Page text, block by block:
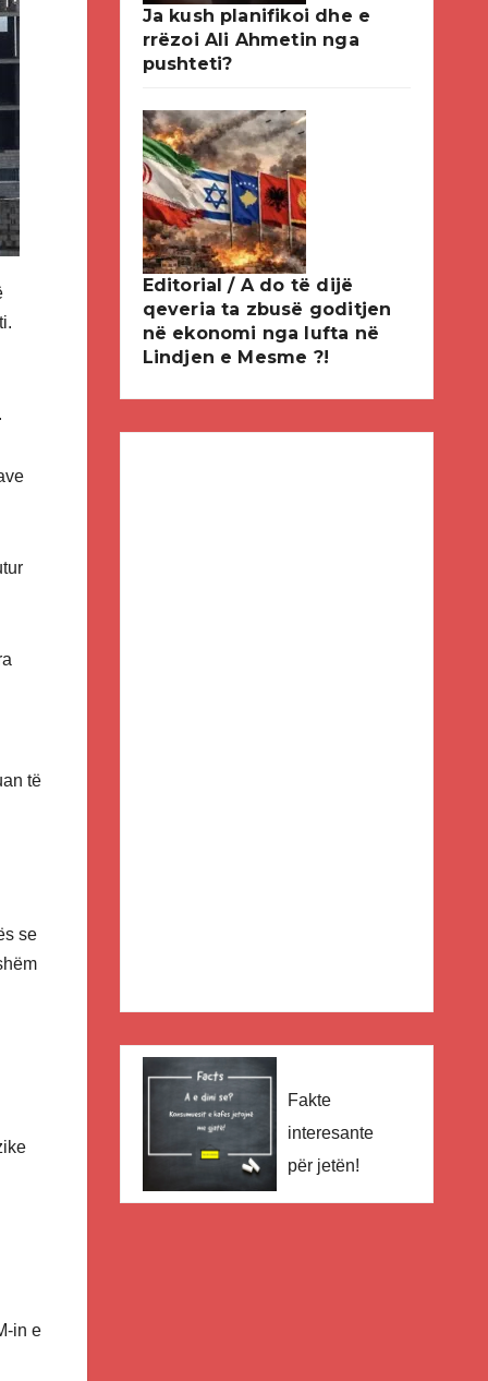
të
se
in e
Ja kush planifikoi dhe e
rrëzoi Ali Ahmetin nga
pushteti?
Editorial / A do të dijë
qeveria ta zbusë goditjen
në ekonomi nga lufta në
Lindjen e Mesme ?!
Fakte
interesante
për jetën!